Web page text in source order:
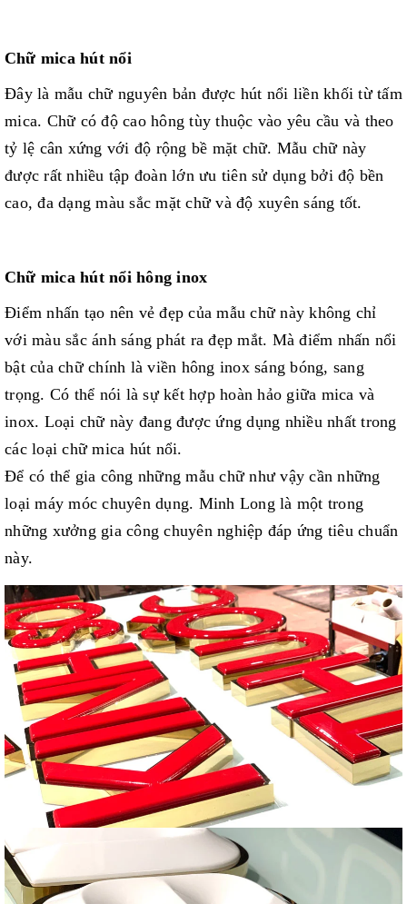
Chữ mica hút nổi
Đây là mẫu chữ nguyên bản được hút nổi liền khối từ tấm
mica. Chữ có độ cao hông tùy thuộc vào yêu cầu và theo
tỷ lệ cân xứng với độ rộng bề mặt chữ. Mẫu chữ này
được rất nhiều tập đoàn lớn ưu tiên sử dụng bởi độ bền
cao, đa dạng màu sắc mặt chữ và độ xuyên sáng tốt.
Chữ mica hút nổi hông inox
Điểm nhấn tạo nên vẻ đẹp của mẫu chữ này không chỉ
với màu sắc ánh sáng phát ra đẹp mắt. Mà điểm nhấn nổi
bật của chữ chính là viền hông inox sáng bóng, sang
trọng. Có thể nói là sự kết hợp hoàn hảo giữa mica và
inox. Loại chữ này đang được ứng dụng nhiều nhất trong
các loại chữ mica hút nổi.
Để có thể gia công những mẫu chữ như vậy cần những
loại máy móc chuyên dụng. Minh Long là một trong
những xưởng gia công chuyên nghiệp đáp ứng tiêu chuẩn
này.